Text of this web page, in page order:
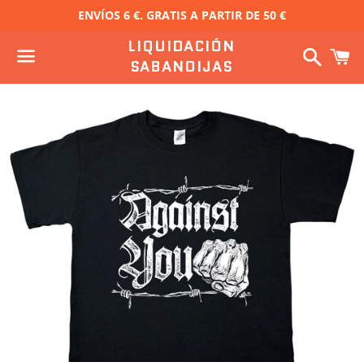
ENVÍOS 6 €. GRATIS A PARTIR DE 50 €
Menú
LIQUIDACIÓN
SABANDIJAS